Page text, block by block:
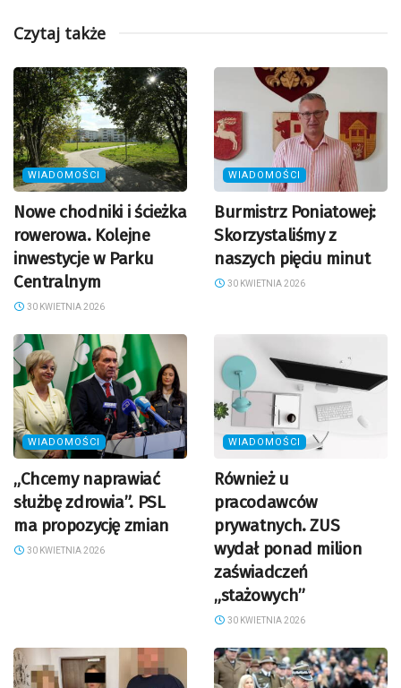
Czytaj także
WIADOMOŚCI
Nowe chodniki i ścieżka
rowerowa. Kolejne
inwestycje w Parku
Centralnym
30 KWIETNIA 2026
WIADOMOŚCI
Burmistrz Poniatowej:
Skorzystaliśmy z
naszych pięciu minut
30 KWIETNIA 2026
WIADOMOŚCI
„Chcemy naprawiać
służbę zdrowia”. PSL
ma propozycję zmian
30 KWIETNIA 2026
WIADOMOŚCI
Również u
pracodawców
prywatnych. ZUS
wydał ponad milion
zaświadczeń
„stażowych”
30 KWIETNIA 2026